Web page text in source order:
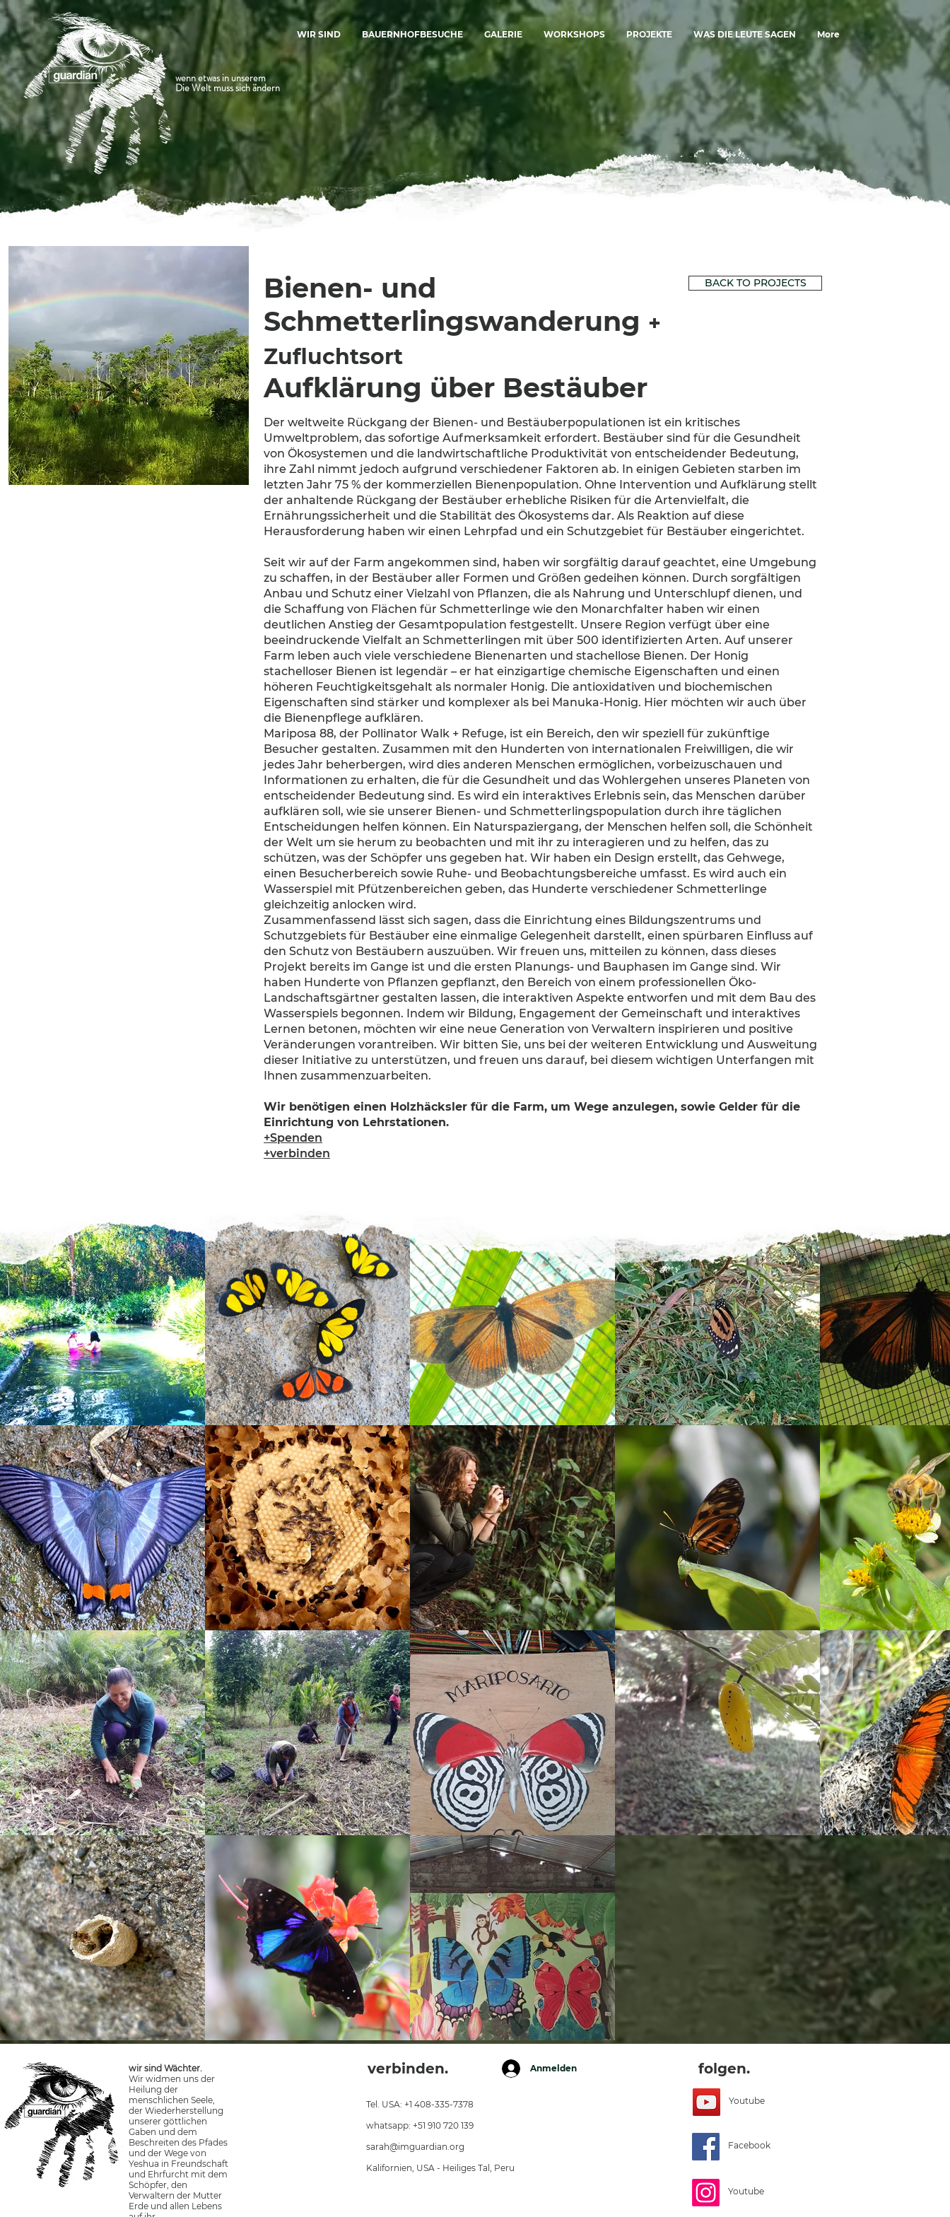
wenn etwas in unserem
Die Welt muss sich ändern
WIR SIND BAUERNHOFBESUCHE GALERIE WORKSHOPS PROJEKTE WAS DIE LEUTE SAGEN More
BACK TO PROJECTS
Bienen- und
Schmetterlingswanderung +
Zufluchtsort
Aufklärung über Bestäuber
Der weltweite Rückgang der Bienen- und Bestäuberpopulationen ist ein kritisches
Umweltproblem, das sofortige Aufmerksamkeit erfordert. Bestäuber sind für die Gesundheit
von Ökosystemen und die landwirtschaftliche Produktivität von entscheidender Bedeutung,
ihre Zahl nimmt jedoch aufgrund verschiedener Faktoren ab. In einigen Gebieten starben im
letzten Jahr 75 % der kommerziellen Bienenpopulation. Ohne Intervention und Aufklärung stellt
der anhaltende Rückgang der Bestäuber erhebliche Risiken für die Artenvielfalt, die
Ernährungssicherheit und die Stabilität des Ökosystems dar. Als Reaktion auf diese
Herausforderung haben wir einen Lehrpfad und ein Schutzgebiet für Bestäuber eingerichtet.
Seit wir auf der Farm angekommen sind, haben wir sorgfältig darauf geachtet, eine Umgebung
zu schaffen, in der Bestäuber aller Formen und Größen gedeihen können. Durch sorgfältigen
Anbau und Schutz einer Vielzahl von Pflanzen, die als Nahrung und Unterschlupf dienen, und
die Schaffung von Flächen für Schmetterlinge wie den Monarchfalter haben wir einen
deutlichen Anstieg der Gesamtpopulation festgestellt. Unsere Region verfügt über eine
beeindruckende Vielfalt an Schmetterlingen mit über 500 identifizierten Arten. Auf unserer
Farm leben auch viele verschiedene Bienenarten und stachellose Bienen. Der Honig
stachelloser Bienen ist legendär – er hat einzigartige chemische Eigenschaften und einen
höheren Feuchtigkeitsgehalt als normaler Honig. Die antioxidativen und biochemischen
Eigenschaften sind stärker und komplexer als bei Manuka-Honig. Hier möchten wir auch über
die Bienenpflege aufklären.
Mariposa 88, der Pollinator Walk + Refuge, ist ein Bereich, den wir speziell für zukünftige
Besucher gestalten. Zusammen mit den Hunderten von internationalen Freiwilligen, die wir
jedes Jahr beherbergen, wird dies anderen Menschen ermöglichen, vorbeizuschauen und
Informationen zu erhalten, die für die Gesundheit und das Wohlergehen unseres Planeten von
entscheidender Bedeutung sind. Es wird ein interaktives Erlebnis sein, das Menschen darüber
aufklären soll, wie sie unserer Bienen- und Schmetterlingspopulation durch ihre täglichen
Entscheidungen helfen können. Ein Naturspaziergang, der Menschen helfen soll, die Schönheit
der Welt um sie herum zu beobachten und mit ihr zu interagieren und zu helfen, das zu
schützen, was der Schöpfer uns gegeben hat. Wir haben ein Design erstellt, das Gehwege,
einen Besucherbereich sowie Ruhe- und Beobachtungsbereiche umfasst. Es wird auch ein
Wasserspiel mit Pfützenbereichen geben, das Hunderte verschiedener Schmetterlinge
gleichzeitig anlocken wird.
Zusammenfassend lässt sich sagen, dass die Einrichtung eines Bildungszentrums und
Schutzgebiets für Bestäuber eine einmalige Gelegenheit darstellt, einen spürbaren Einfluss auf
den Schutz von Bestäubern auszuüben. Wir freuen uns, mitteilen zu können, dass dieses
Projekt bereits im Gange ist und die ersten Planungs- und Bauphasen im Gange sind. Wir
haben Hunderte von Pflanzen gepflanzt, den Bereich von einem professionellen Öko-
Landschaftsgärtner gestalten lassen, die interaktiven Aspekte entworfen und mit dem Bau des
Wasserspiels begonnen. Indem wir Bildung, Engagement der Gemeinschaft und interaktives
Lernen betonen, möchten wir eine neue Generation von Verwaltern inspirieren und positive
Veränderungen vorantreiben. Wir bitten Sie, uns bei der weiteren Entwicklung und Ausweitung
dieser Initiative zu unterstützen, und freuen uns darauf, bei diesem wichtigen Unterfangen mit
Ihnen zusammenzuarbeiten.
Wir benötigen einen Holzhäcksler für die Farm, um Wege anzulegen, sowie Gelder für die
Einrichtung von Lehrstationen.
+Spenden
+verbinden
wir sind Wächter.
Wir widmen uns der
Heilung der
menschlichen Seele,
der Wiederherstellung
unserer göttlichen
Gaben und dem
Beschreiten des Pfades
und der Wege von
Yeshua in Freundschaft
und Ehrfurcht mit dem
Schöpfer, den
Verwaltern der Mutter
Erde und allen Lebens
verbinden. Anmelden
Tel. USA: +1 408-335-7378
whatsapp: +51 910 720 139
sarah@imguardian.org
Kalifornien, USA - Heiliges Tal, Peru
folgen.
Youtube
Facebook
Youtube